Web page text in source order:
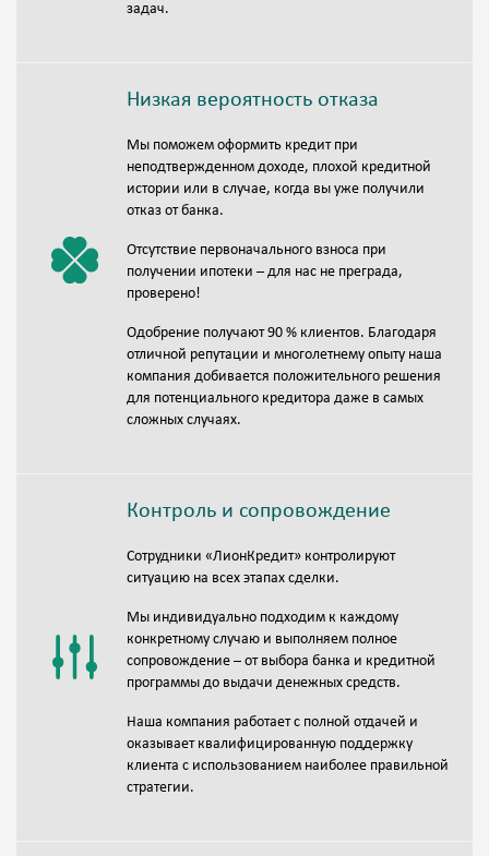
задач.
Низкая вероятность отказа
Мы поможем оформить кредит при
неподтвержденном доходе, плохой кредитной
истории или в случае, когда вы уже получили
отказ от банка.
Отсутствие первоначального взноса при
получении ипотеки – для нас не преграда,
проверено!
Одобрение получают 90 % клиентов. Благодаря
отличной репутации и многолетнему опыту наша
компания добивается положительного решения
для потенциального кредитора даже в самых
сложных случаях.
Контроль и сопровождение
Сотрудники «ЛионКредит» контролируют
ситуацию на всех этапах сделки.
Мы индивидуально подходим к каждому
конкретному случаю и выполняем полное
сопровождение – от выбора банка и кредитной
программы до выдачи денежных средств.
Наша компания работает с полной отдачей и
оказывает квалифицированную поддержку
клиента с использованием наиболее правильной
стратегии.